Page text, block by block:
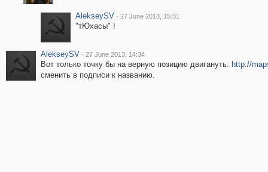
AlekseySV · 27 June 2013, 15:31
"тЮхасы" !
AlekseySV · 27 June 2013, 14:34
Вот только точку бы на верную позицию двигануть: http://
сменить в подписи к названию.